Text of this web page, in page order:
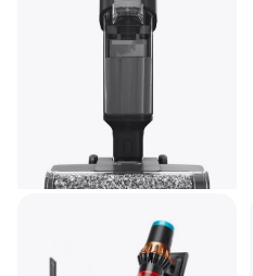
SharkNinja WD100EU